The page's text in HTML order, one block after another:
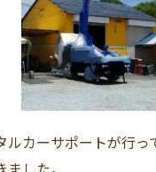
ルカーサポートが行っ